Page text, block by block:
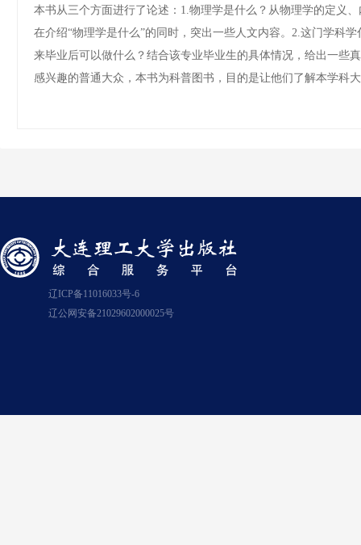
本书从三个方面进行了论述：1.物理学是什么？从物理学的定义
在介绍“物理学是什么”的同时，突出一些人文内容。2.这门学科
来毕业后可以做什么？结合该专业毕业生的具体情况，给出一些
感兴趣的普通大众，本书为科普图书，目的是让他们
辽ICP备11016033号-6
辽公网安备21029602000025号